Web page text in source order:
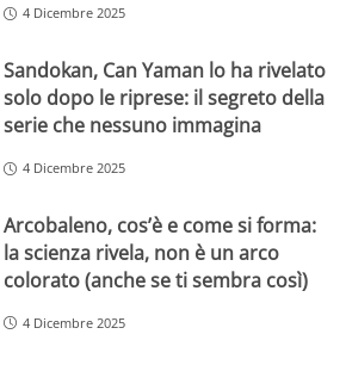
4 Dicembre 2025
Sandokan, Can Yaman lo ha rivelato
solo dopo le riprese: il segreto della
serie che nessuno immagina
4 Dicembre 2025
Arcobaleno, cos’è e come si forma:
la scienza rivela, non è un arco
colorato (anche se ti sembra così)
4 Dicembre 2025